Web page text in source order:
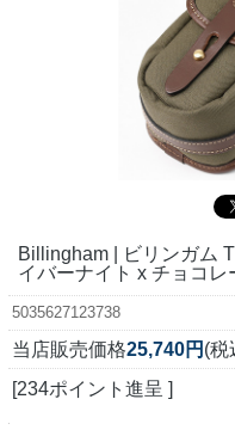
Billingham | ビリンガム
イバーナイト x チョコ
5035627123738
当店販売価格25,740円 (税
[234ポイント進呈 ]